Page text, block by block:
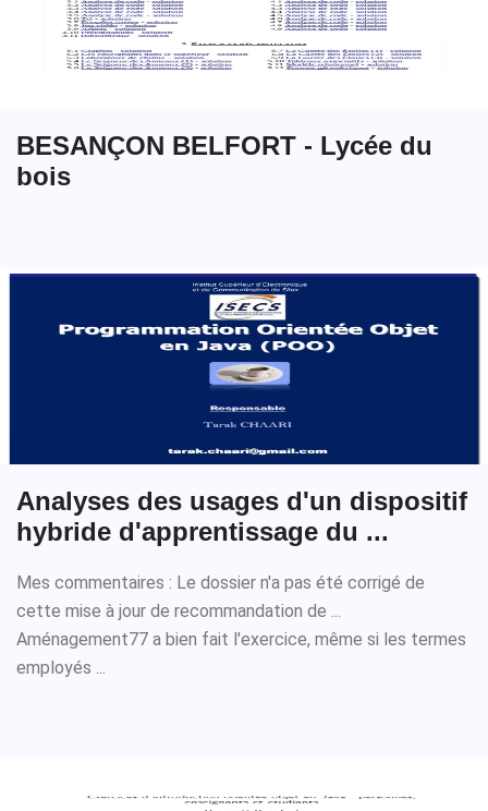
BESANÇON BELFORT - Lycée du
bois
Analyses des usages d'un dispositif
hybride d'apprentissage du ...
Mes commentaires : Le dossier n'a pas été corrigé de
cette mise à jour de recommandation de ...
Aménagement77 a bien fait l'exercice, même si les termes
employés ...